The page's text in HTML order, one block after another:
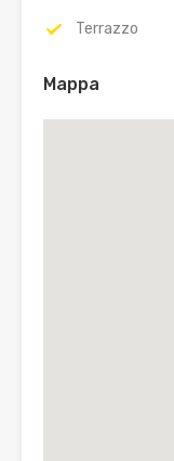
Terrazzo
Mappa